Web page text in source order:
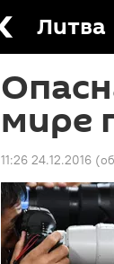
Литва
мире
11:26 24.12.2016